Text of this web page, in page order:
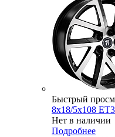
Быстрый
8x18/5x108
Нет в наличии
Подробнее